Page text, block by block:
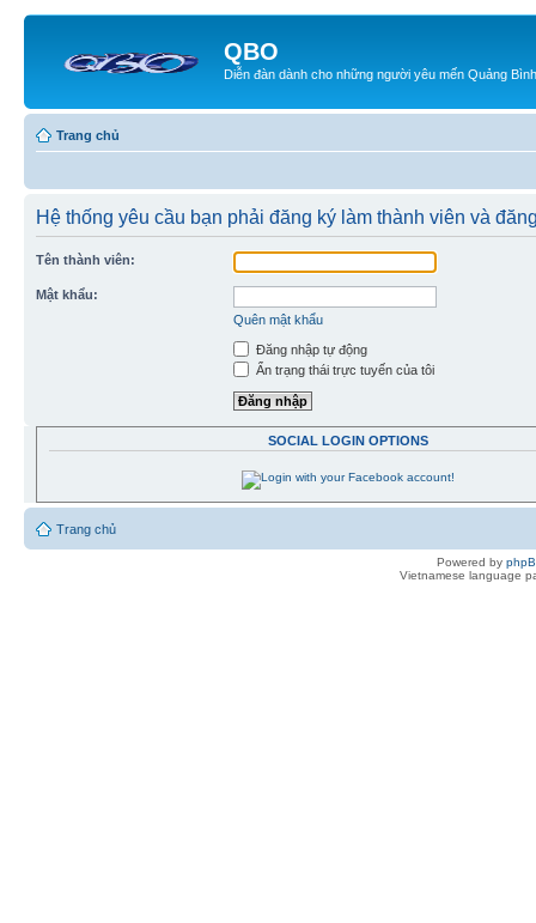
QBO
Diễn đàn dành cho những người yêu mến Quảng Bình
Trang chủ
Hệ thống yêu cầu bạn phải đăng ký làm thành viên và
Tên thành viên:
Mật khẩu:
Quên mật khẩu
Đăng nhập tự động
Ẩn trạng thái trực tuyến của tôi
SOCIAL LOGIN OPTIONS
Trang chủ
Powered by
Vietnamese language